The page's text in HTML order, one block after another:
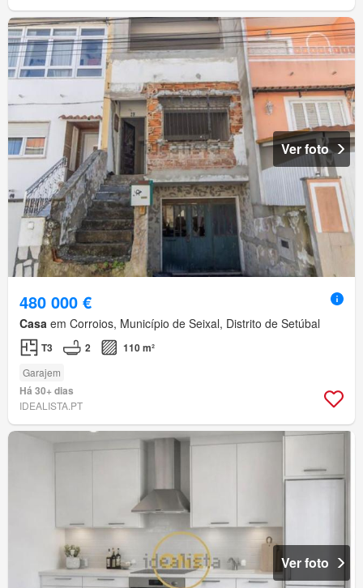
Ver foto
480 000 €
Casa em Corroios, Município de Seixal, Distrito de Setúbal
T3 2 110 m²
Garajem
Há 30+ dias
IDEALISTA.PT
Ver foto